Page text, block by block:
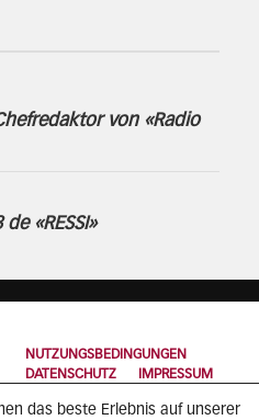
von «Radio
«RESSI»
NUTZUNGSBEDINGUNGEN
DATENSCHUTZ
IMPRESSUM
das beste Erlebnis auf unserer